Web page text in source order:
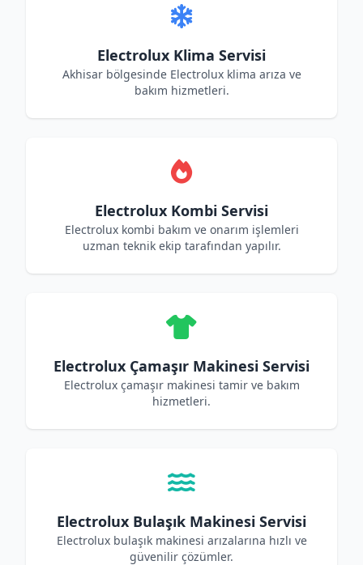
Electrolux Klima Servisi
Akhisar bölgesinde Electrolux klima arıza ve
bakım hizmetleri.
Electrolux Kombi Servisi
Electrolux kombi bakım ve onarım işlemleri
uzman teknik ekip tarafından yapılır.
Electrolux Çamaşır Makinesi Servisi
Electrolux çamaşır makinesi tamir ve bakım
hizmetleri.
Electrolux Bulaşık Makinesi Servisi
Electrolux bulaşık makinesi arızalarına hızlı ve
güvenilir çözümler.